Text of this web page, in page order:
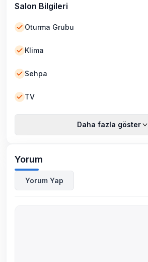
Salon Bilgileri
Oturma Grubu
Klima
Sehpa
TV
Daha fazla göster
Yorum
Yorum Yap